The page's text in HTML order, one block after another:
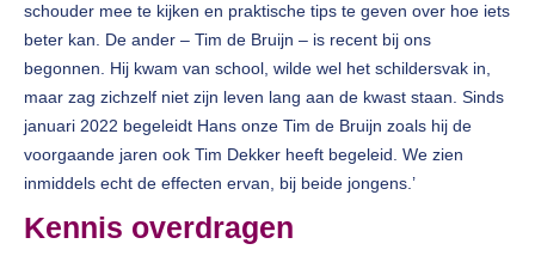
schouder mee te kijken en praktische tips te geven over hoe iets
beter kan. De ander – Tim de Bruijn – is recent bij ons
begonnen. Hij kwam van school, wilde wel het schildersvak in,
maar zag zichzelf niet zijn leven lang aan de kwast staan. Sinds
januari 2022 begeleidt Hans onze Tim de Bruijn zoals hij de
voorgaande jaren ook Tim Dekker heeft begeleid. We zien
inmiddels echt de effecten ervan, bij beide jongens.’
Kennis overdragen